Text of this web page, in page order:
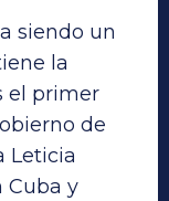
siendo un
la
el primer
de
Leticia
Cuba y